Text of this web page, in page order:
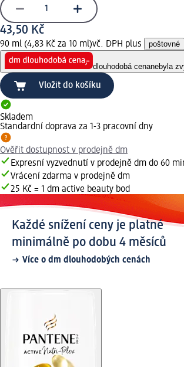
43,50 Kč
90 ml (4,83 Kč za 10 ml)vč. DPH plus poštovné
dlouhodobá cenanebyla
Vložit do košíku
Skladem
Standardní doprava za 1-3 pracovní dny
Ověřit dostupnost v prodejně dm
Expresní vyzvednutí v prodejně dm do 60
Vrácení zdarma v prodejně dm
25 Kč = 1 dm active beauty bod
Každé snížení ceny je platné
minimálně po dobu 4 měsíců
Více o dm dlouhodobých cenách